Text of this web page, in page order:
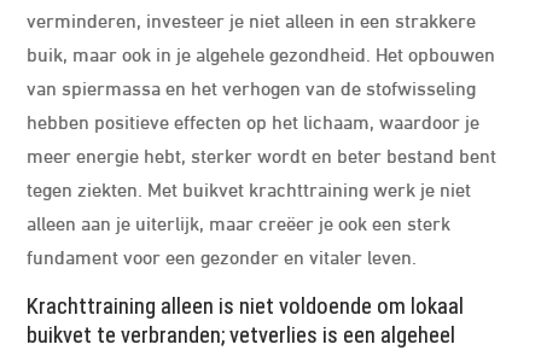
verminderen, investeer je niet alleen in een strakkere
buik, maar ook in je algehele gezondheid. Het opbouwen
van spiermassa en het verhogen van de stofwisseling
hebben positieve effecten op het lichaam, waardoor je
meer energie hebt, sterker wordt en beter bestand bent
tegen ziekten. Met buikvet krachttraining werk je niet
alleen aan je uiterlijk, maar creëer je ook een sterk
fundament voor een gezonder en vitaler leven.
Krachttraining alleen is niet voldoende om lokaal
buikvet te verbranden; vetverlies is een algeheel